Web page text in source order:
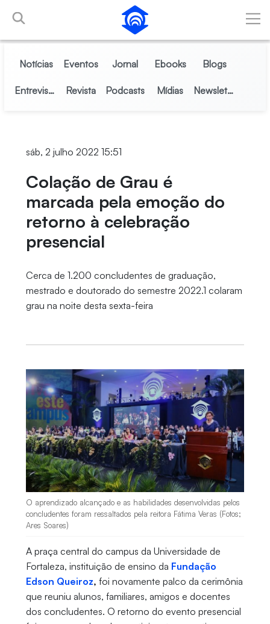
Pular para o Conteúdo principal
Notícias Eventos Jornal Ebooks Blogs
Entrevistas Revista Podcasts Mídias Newsletter
sáb, 2 julho 2022 15:51
Colação de Grau é
marcada pela emoção do
retorno à celebração
presencial
Cerca de 1.200 concludentes de graduação,
mestrado e doutorado do semestre 2022.1 colaram
grau na noite desta sexta-feira
O aprendizado alcançado e as habilidades desenvolvidas pelos
concludentes foram ressaltados pela reitora Fátima Veras (Fotos;
Ares Soares)
A praça central do campus da Universidade de
Fortaleza, instituição de ensino da Fundação
Edson Queiroz, foi novamente palco da cerimônia
que reuniu alunos, familiares, amigos e docentes
dos concludentes. O retorno do evento presencial